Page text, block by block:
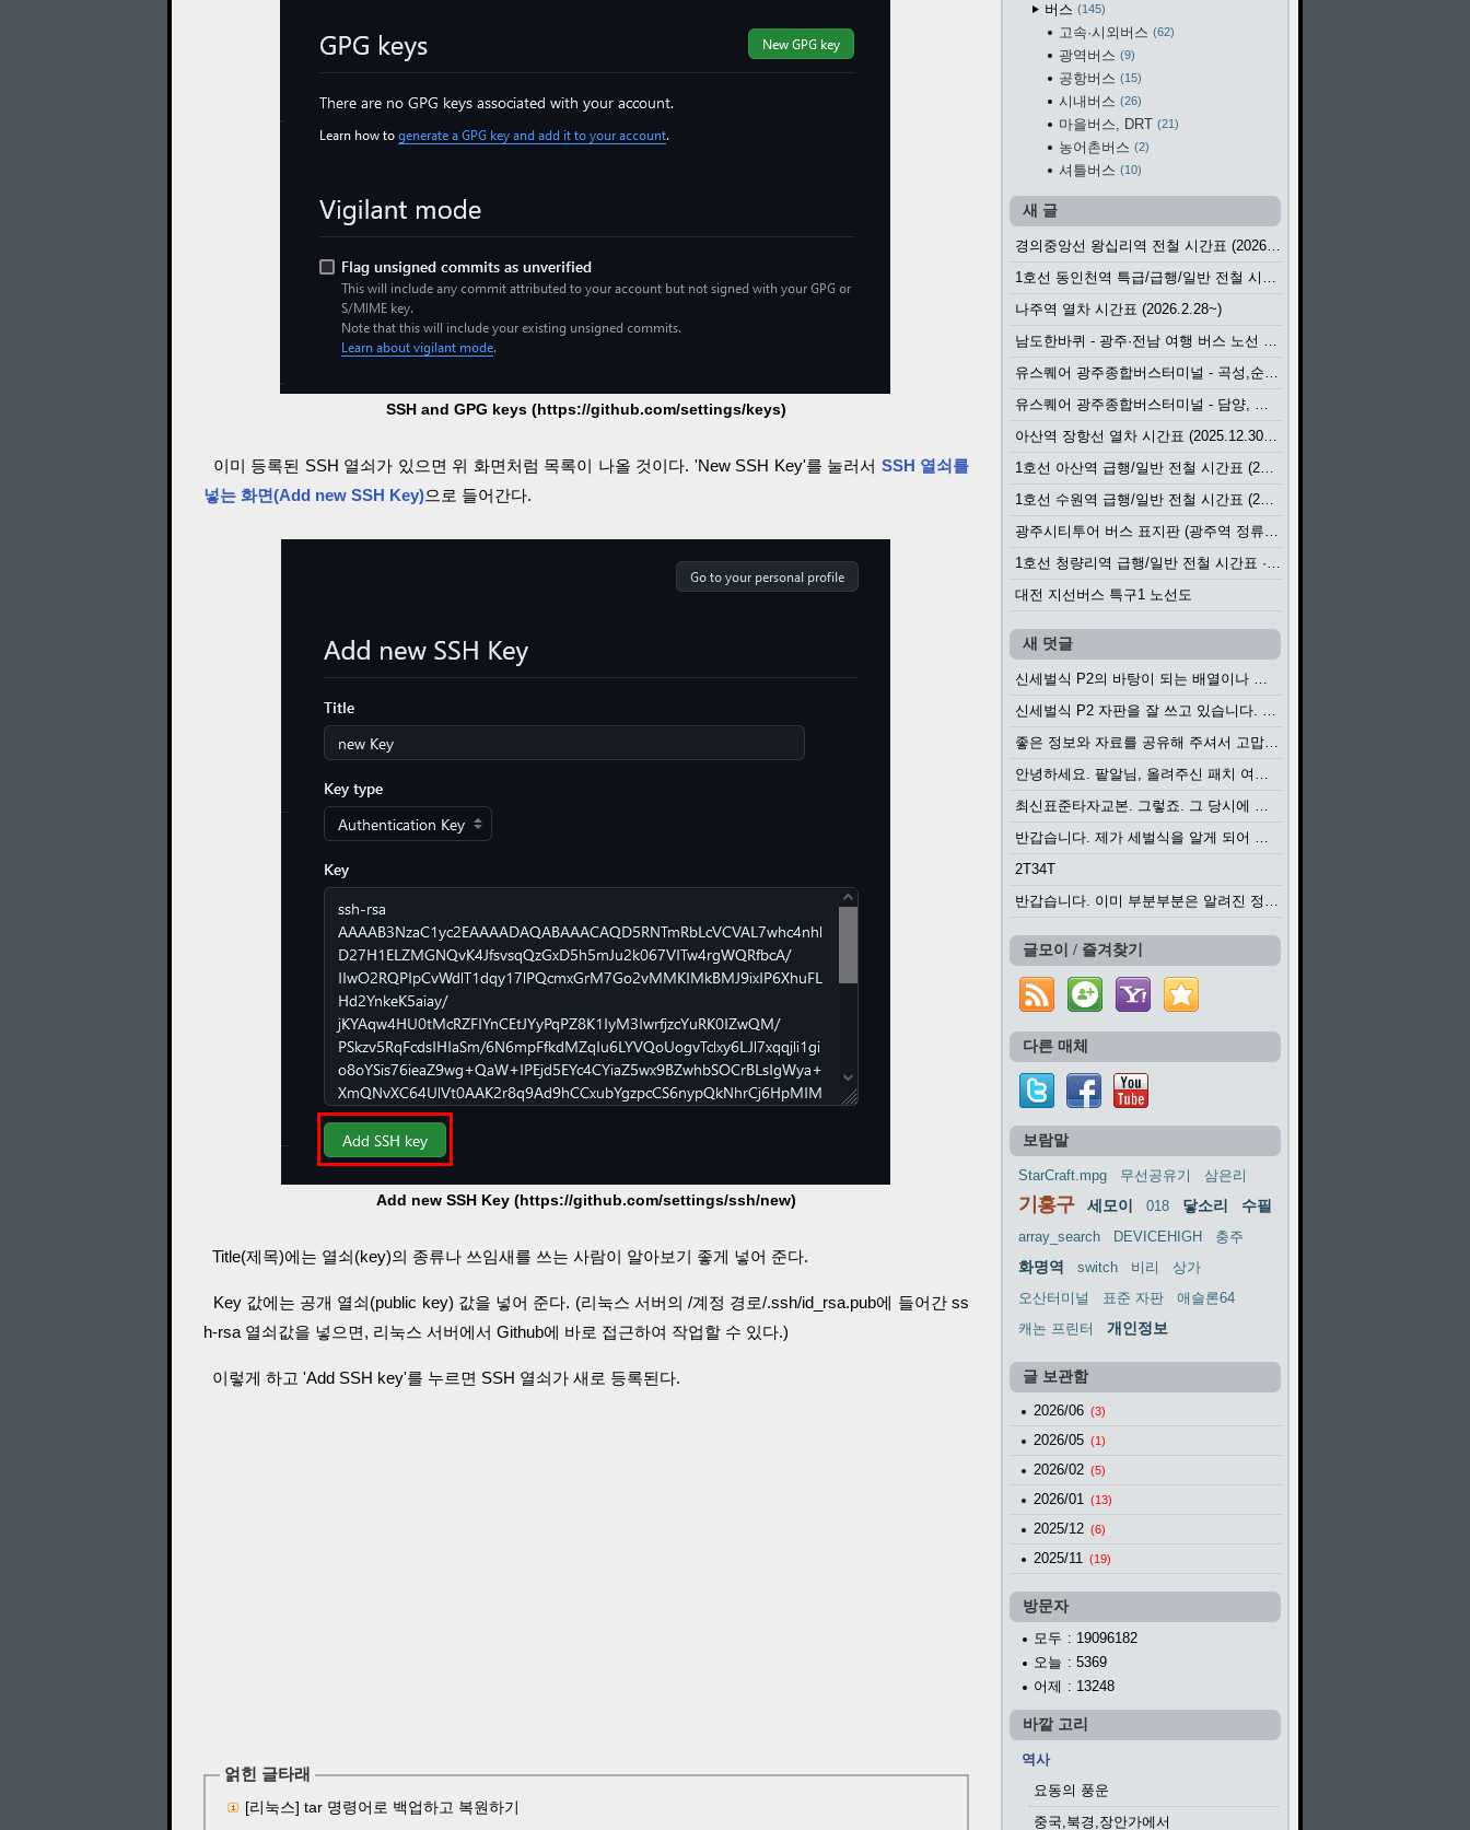
SSH and GPG keys (https://github.com/settings/keys)
이미 등록된 SSH 열쇠가 있으면 위 화면처럼 목록이 나올 것이다. 'New SSH Key'를 눌러서 SSH 열쇠를
넣는 화면(Add new SSH Key)으로 들어간다.
Add new SSH Key (https://github.com/settings/ssh/new)
Title(제목)에는 열쇠(key)의 종류나 쓰임새를 쓰는 사람이 알아보기 좋게 넣어 준다.
Key 값에는 공개 열쇠(public key) 값을 넣어 준다. (리눅스 서버의 /계정 경로/.ssh/id_rsa.pub에 들어간 ss
h-rsa 열쇠값을 넣으면, 리눅스 서버에서 Github에 바로 접근하여 작업할 수 있다.)
이렇게 하고 'Add SSH key'를 누르면 SSH 열쇠가 새로 등록된다.
얽힌 글타래
[리눅스] tar 명령어로 백업하고 복원하기
버스 145
고속·시외버스 62
광역버스 9
공항버스 15
시내버스 26
마을버스, DRT 21
농어촌버스 2
셔틀버스 10
새 글
경의중앙선 왕십리역 전철 시간표 (2026.4.20~)
1호선 동인천역 특급/급행/일반 전철 시간표 (2026.2.28~)
나주역 열차 시간표 (2026.2.28~)
남도한바퀴 - 광주·전남 여행 버스 노선 (2026.3.1~5.31)
유스퀘어 광주종합버스터미널 - 곡성,순천／화순,보성,율포 방면 시외버스 시간표 (2026.1.31)
유스퀘어 광주종합버스터미널 - 담양, 순창, 남원, 무주, 장수, 거창, 대구 방면 시외버스 시간표 (2026...
아산역 장항선 열차 시간표 (2025.12.30 기준) (무궁화호, ITX-마음, 새마을호, 서해금빛열차)
1호선 아산역 급행/일반 전철 시간표 (2025.12.30~)
1호선 수원역 급행/일반 전철 시간표 (2025.12.30~)
광주시티투어 버스 표지판 (광주역 정류장) (2024?)
1호선 청량리역 급행/일반 전철 시간표 · 노선도 (2025.12.30~)
대전 지선버스 특구1 노선도
새 덧글
신세벌식 P2의 바탕이 되는 배열이나 주요 기능...
신세벌식 P2 자판을 잘 쓰고 있습니다. 쓰기 편리...
좋은 정보와 자료를 공유해 주셔서 고맙습니다....
안녕하세요. 팥알님, 올려주신 패치 여러모로 감사...
최신표준타자교본. 그렇죠. 그 당시에 최신 표준...
반갑습니다. 제가 세벌식을 알게 되어 세벌식 써...
2T34T
반갑습니다. 이미 부분부분은 알려진 정보들이...
글모이 / 즐겨찾기
다른 매체
보람말
StarCraft.mpg 무선공유기 삼은리
기흥구 세모이 018 닿소리 수필
array_search DEVICEHIGH 충주
화명역 switch 비리
상가
오산터미널
표준 자판
애슬론64
캐논 프린터
개인정보
글 보관함
2026/06 (3)
2026/05 (1)
2026/02 (5)
2026/01 (13)
2025/12 (6)
2025/11 (19)
방문자
모두 : 19096182
오늘 : 5369
어제 : 13248
바깥 고리
역사
요동의 풍운
중국,북경,장안가에서